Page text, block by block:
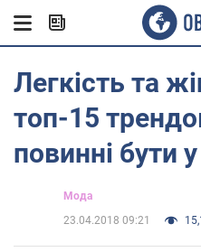
Легкість та
топ-15
повинні бути
Мода
23.04.2018 09:21